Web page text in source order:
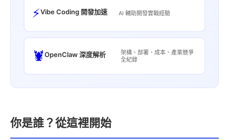
⚡Vibe Coding 開發加速 AI 輔助開發實戰經驗
🦞OpenClaw 深度解析
架構、部署、成本、產業競爭
全紀錄
你是誰？從這裡開始